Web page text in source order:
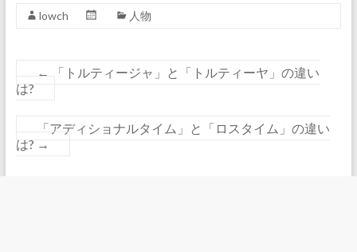
lowch 人物
←
「トルティージャ」と「トルティーヤ」の違い
は?
「アディショナルタイム」と「ロスタイム」の違い
は? →